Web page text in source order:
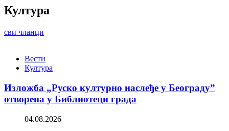
Култура
сви чланци
Вести
Култура
Изложба „Руско културно наслеђе у Београду”
отворена у Библиотеци града
04.08.2026